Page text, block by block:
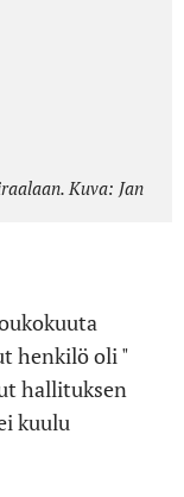
Kuva: Jan
henkilö oli "
hallituksen
kuulu